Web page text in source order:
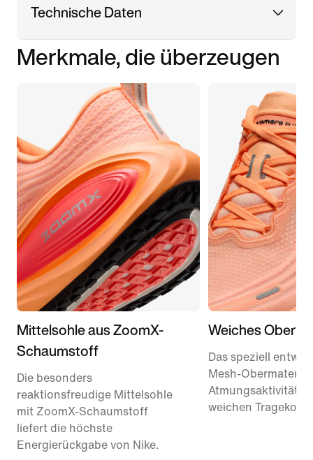
Technische Daten
Merkmale, die überzeugen
Mittelsohle aus ZoomX-
Schaumstoff
Die besonders
reaktionsfreudige Mittelsohle
mit ZoomX-Schaumstoff
liefert die höchste
Energierückgabe von Nike.
Weiches
Das speziell
Mesh-
Atmungsaktivität
weichen